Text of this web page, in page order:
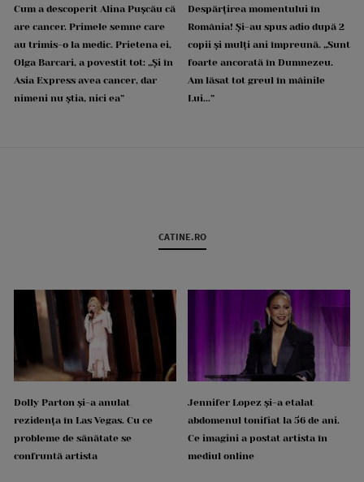
Cum a descoperit Alina Pușcău că
are cancer. Primele semne care
au trimis-o la medic. Prietena ei,
Olga Barcari, a povestit tot: „Și în
Asia Express avea cancer, dar
nimeni nu știa, nici ea”
Despărțirea momentului în
România! Și-au spus adio după 2
copii și mulți ani împreună. „Sunt
foarte ancorată în Dumnezeu.
Am lăsat tot greul în mâinile
Lui...”
CATINE.RO
Dolly Parton și-a anulat
rezidența în Las Vegas. Cu ce
probleme de sănătate se
confruntă artista
Jennifer Lopez și-a etalat
abdomenul tonifiat la 56 de ani.
Ce imagini a postat artista în
mediul online